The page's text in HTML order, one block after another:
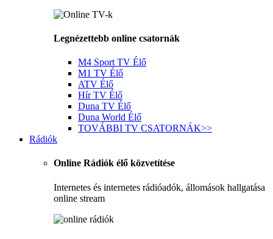
Legnézettebb online csatornák
M4 Sport TV Élő
M1 TV Élő
ATV Élő
Hír TV Élő
Duna TV Élő
Duna World Élő
TOVÁBBI TV CSATORNÁK>>
Rádiók
Online Rádiók élő közvetítése
Internetes és internetes rádióadók, állomások hallgatása
online stream